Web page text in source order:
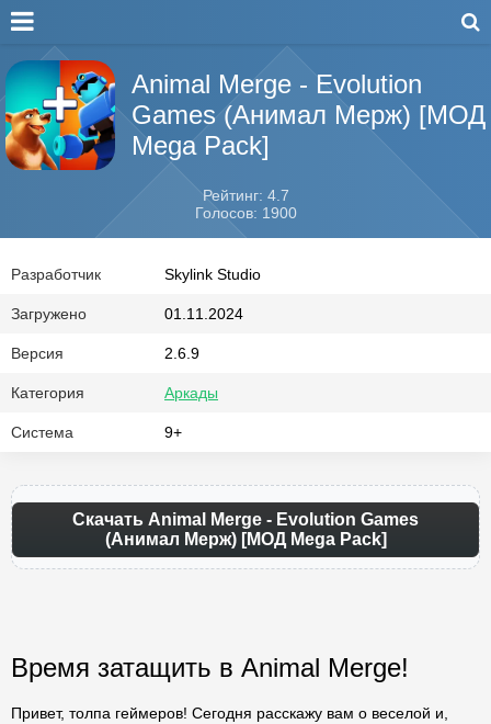
Animal Merge - Evolution
Games (Анимал Мерж) [МОД
Mega Pack]
Рейтинг: 4.7
Голосов: 1900
Разработчик Skylink Studio
Загружено 01.11.2024
Версия 2.6.9
Категория Аркады
Система 9+
Скачать Animal Merge - Evolution Games
(Анимал Мерж) [МОД Mega Pack]
Время затащить в Animal Merge!
Привет, толпа геймеров! Сегодня расскажу вам о веселой и,